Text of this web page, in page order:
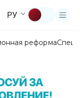
РУ
реформа